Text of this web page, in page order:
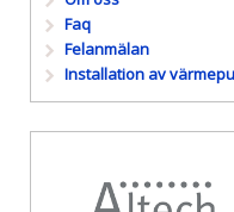
Faq
Felanmälan
Installation av